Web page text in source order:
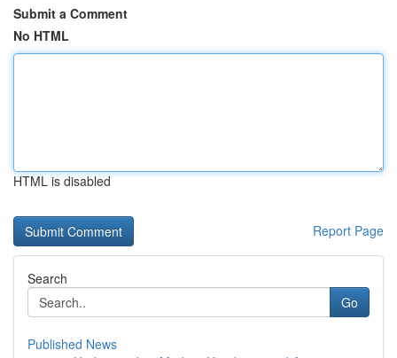
Submit a Comment
No HTML
HTML is disabled
Report Page
Search
Go
Published News